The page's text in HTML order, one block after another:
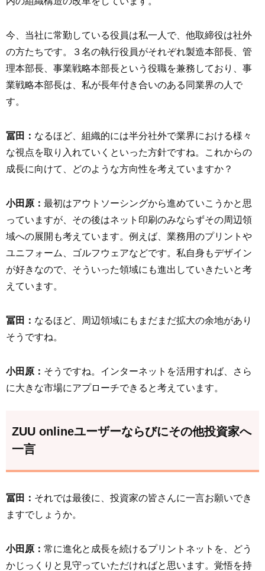
今、当社に常勤している役員は私一人で、他取締役は社外
の方たちです。３名の執行役員がそれぞれ製造本部長、管
理本部長、事業戦略本部長という役職を兼務しており、事
業戦略本部長は、私が長年付き合いのある同業界の人で
す。
冨田： なるほど、組織的には半分社外で業界における様々
な視点を取り入れていくといった方針ですね。これからの
成長に向けて、どのような方向性を考えていますか？
小田原： 最初はアウトソーシングから進めていこうかと思
っていますが、その後はネット印刷のみならずその周辺領
域への展開も考えています。例えば、業務用のプリントや
ユニフォーム、ゴルフウェアなどです。私自身もデザイン
が好きなので、そういった領域にも進出していきたいと考
えています。
冨田： なるほど、周辺領域にもまだまだ拡大の余地があり
そうですね。
小田原： そうですね。インターネットを活用すれば、さら
に大きな市場にアプローチできると考えています。
ZUU onlineユーザーならびにその他投資家へ
一言
冨田： それでは最後に、投資家の皆さんに一言お願いでき
ますでしょうか。
小田原： 常に進化と成長を続けるプリントネットを、どう
かじっくりと見守っていただければと思います。覚悟を持